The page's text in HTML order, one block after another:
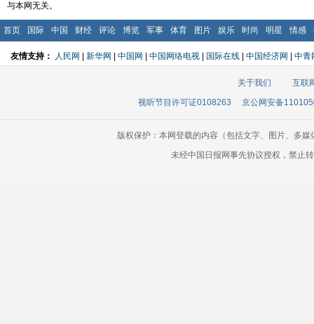
与本网无关。
首页 国际 中国 财经 评论 博览 军事 体育 图片 娱乐 时尚 明星 情感
友情支持： 人民网 | 新华网 | 中国网 | 中国网络电视 | 国际在线 | 中国经济网 | 中青
关于我们
互联
视听节目许可证0108263
京公网安备
版权保护：本网登载的内容（包括文字、图片、多
未经中国日报网事先协议授权，禁止